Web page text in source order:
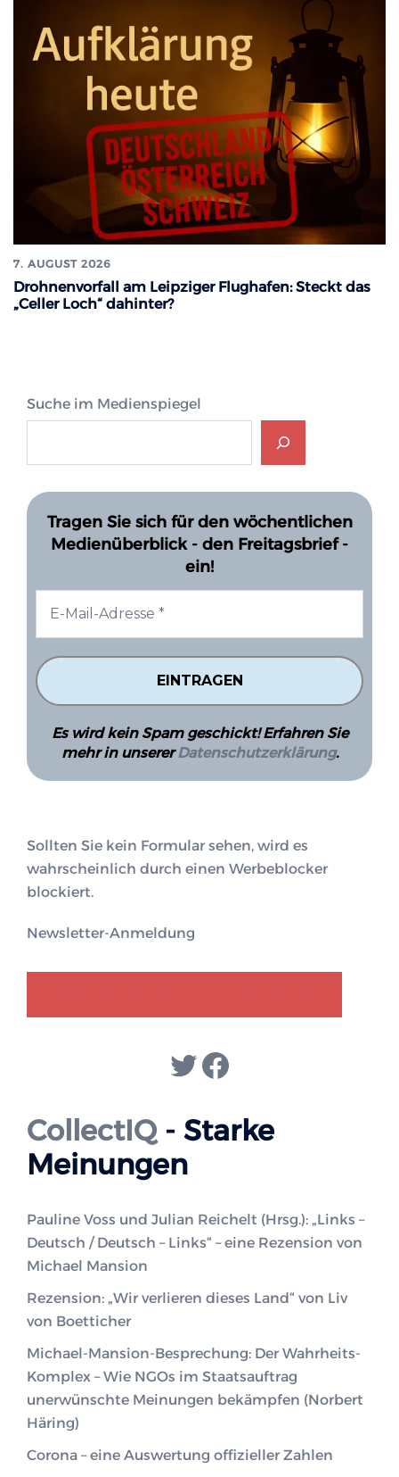
7. AUGUST 2026
Drohnenvorfall am Leipziger Flughafen: Steckt das
„Celler Loch“ dahinter?
Suche im Medienspiegel
Tragen Sie sich für den wöchentlichen
Medienüberblick - den Freitagsbrief -
ein!
Es wird kein Spam geschickt! Erfahren Sie
mehr in unsererDatenschutzerklärung.
Sollten Sie kein Formular sehen, wird es
wahrscheinlich durch einen Werbeblocker
blockiert.
Newsletter-Anmeldung
Twitter
Facebook
CollectIQ- Starke
Meinungen
Pauline Voss und Julian Reichelt (Hrsg.): „Links –
Deutsch / Deutsch – Links“ – eine Rezension von
Michael Mansion
Rezension: „Wir verlieren dieses Land“ von Liv
von Boetticher
Michael-Mansion-Besprechung: Der Wahrheits-
Komplex – Wie NGOs im Staatsauftrag
unerwünschte Meinungen bekämpfen (Norbert
Häring)
Corona – eine Auswertung offizieller Zahlen